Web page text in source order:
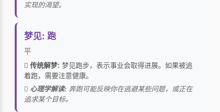
实现的渴望。
梦见: 跑
平
传统解梦: 梦见跑步，表示事业会取得进展。如果被追
着跑，需要注意健康。
心理学解读: 奔跑可能反映你在逃避某些问题，或正在
追求某个目标。